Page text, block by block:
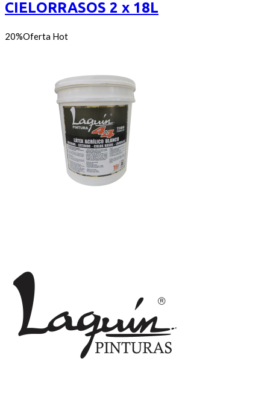
CIELORRASOS 2 x 18L
20%Oferta Hot